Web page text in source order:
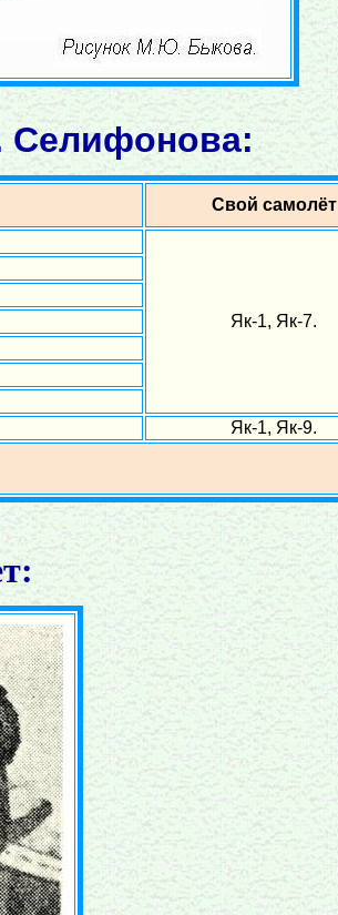
Селифонова:
Свой самолёт
Як-1, Як-7.
Як-1, Як-9.